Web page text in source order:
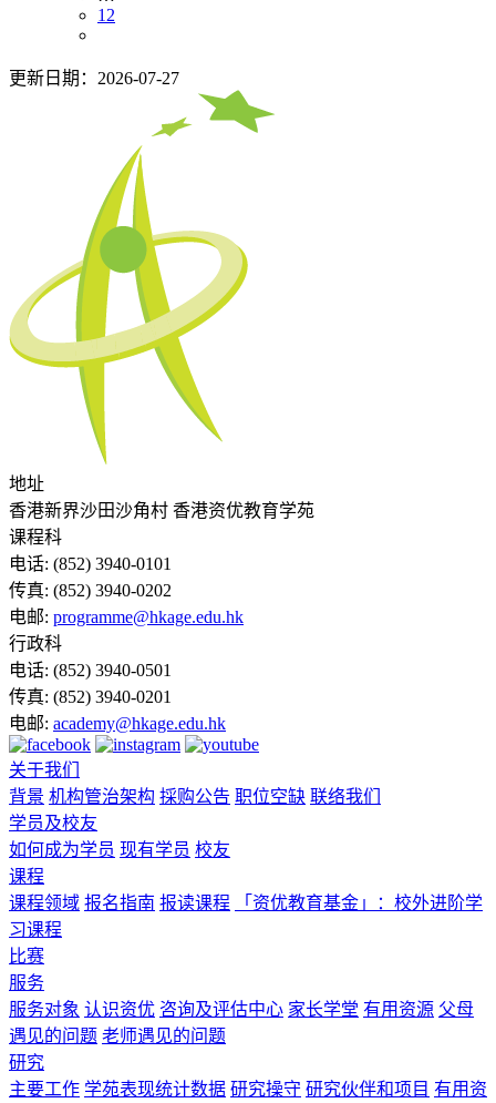
12
更新日期：2026-07-27
地址
香港新界沙田沙角村 香港资优教育学苑
课程科
电话: (852) 3940-0101
传真: (852) 3940-0202
电邮: programme@hkage.edu.hk
行政科
电话: (852) 3940-0501
传真: (852) 3940-0201
电邮: academy@hkage.edu.hk
关于我们
背景 机构管治架构 採购公告 职位空缺 联络我们
学员及校友
如何成为学员 现有学员 校友
课程
课程领域 报名指南 报读课程
「资优教育基金」：校外进阶学
习课程
比赛
服务
服务对象 认识资优 咨询及评估中心 家长学堂 有用资源 父母
遇见的问题 老师遇见的问题
研究
主要工作 学苑表现统计数据 研究操守 研究伙伴和项目 有用资